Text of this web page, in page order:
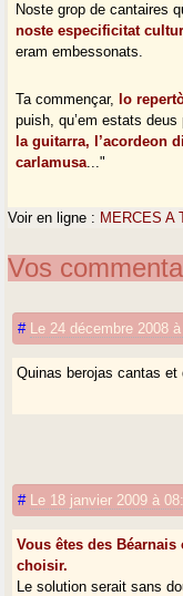
Noste grop de cantaires
noste especificitat
eram embessonats.
Ta commençar, lo
puish, qu’em estats
la guitarra, l’acordeon
carlamusa..."
Voir en ligne : MERCES A
Vos
# Le 24 décembre 2008
Quinas berojas cantas
# Le 18 janvier 2009 à
Vous êtes des
choisir.
Le solution serait sans